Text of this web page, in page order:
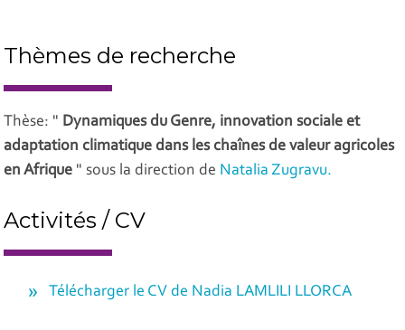
Thèmes de recherche
Thèse: " Dynamiques du Genre, innovation sociale et
adaptation climatique dans les chaînes de valeur agricoles
en Afrique " sous la direction de Natalia Zugravu.
Activités / CV
Télécharger le CV de Nadia LAMLILI LLORCA